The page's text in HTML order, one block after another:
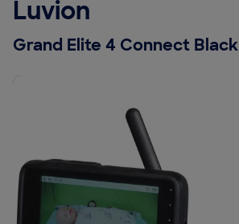
Luvion
Grand Elite 4 Connect Black